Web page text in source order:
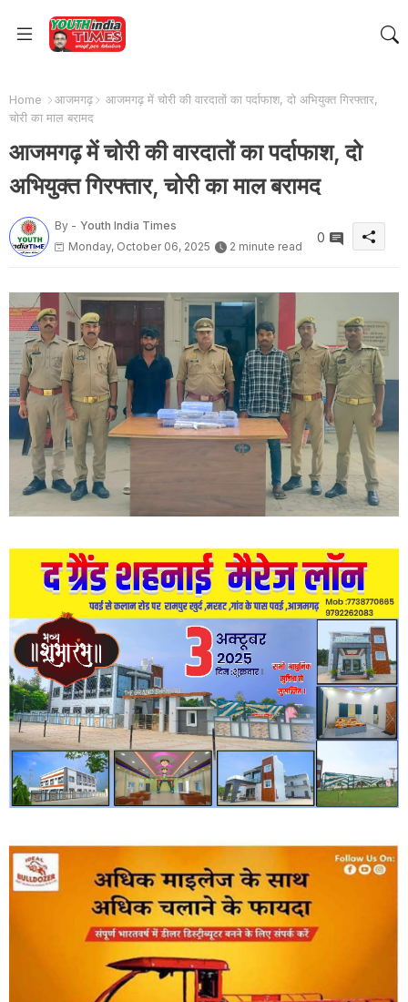
Home आजमगढ़
आजमगढ़ में चोरी की वारदातों का पर्दाफाश, दो अभियुक्त गिरफ्तार,
चोरी का माल बरामद
आजमगढ़ में चोरी की वारदातों का पर्दाफाश, दो
अभियुक्त गिरफ्तार, चोरी का माल बरामद
By - Youth India Times
Monday, October 06, 2025
2 minute read
0